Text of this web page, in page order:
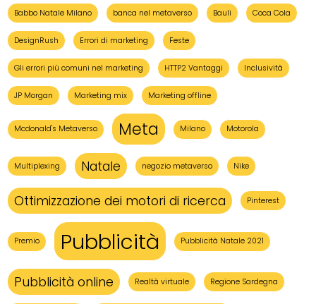
Babbo Natale Milano banca nel metaverso Bauli Coca Cola
DesignRush Errori di marketing Feste
Gli errori più comuni nel marketing HTTP2 Vantaggi Inclusività
JP Morgan Marketing mix Marketing offline
Mcdonald's Metaverso Meta Milano Motorola
Multiplexing Natale negozio metaverso Nike
Ottimizzazione dei motori di ricerca Pinterest
Premio Pubblicità Pubblicità Natale 2021
Pubblicità online Realtà virtuale Regione Sardegna